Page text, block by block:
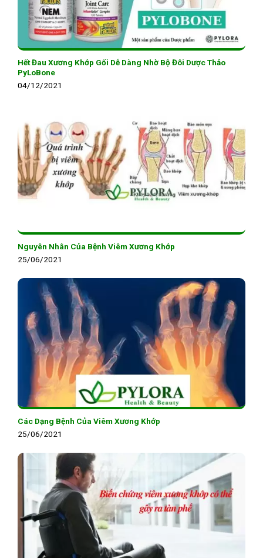
Hết Đau Xương Khớp Gối Dễ Dàng Nhờ Bộ Đôi Dược Thảo
PyLoBone
04/12/2021
Nguyên Nhân Của Bệnh Viêm Xương Khớp
25/06/2021
Các Dạng Bệnh Của Viêm Xương Khớp
25/06/2021